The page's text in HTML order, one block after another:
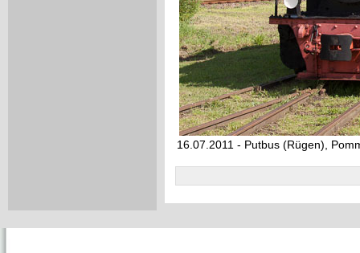
16.07.2011 - Putbus (Rügen),